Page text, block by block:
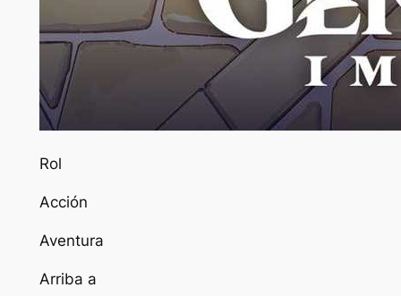
Rol
Acción
Aventura
Arriba a